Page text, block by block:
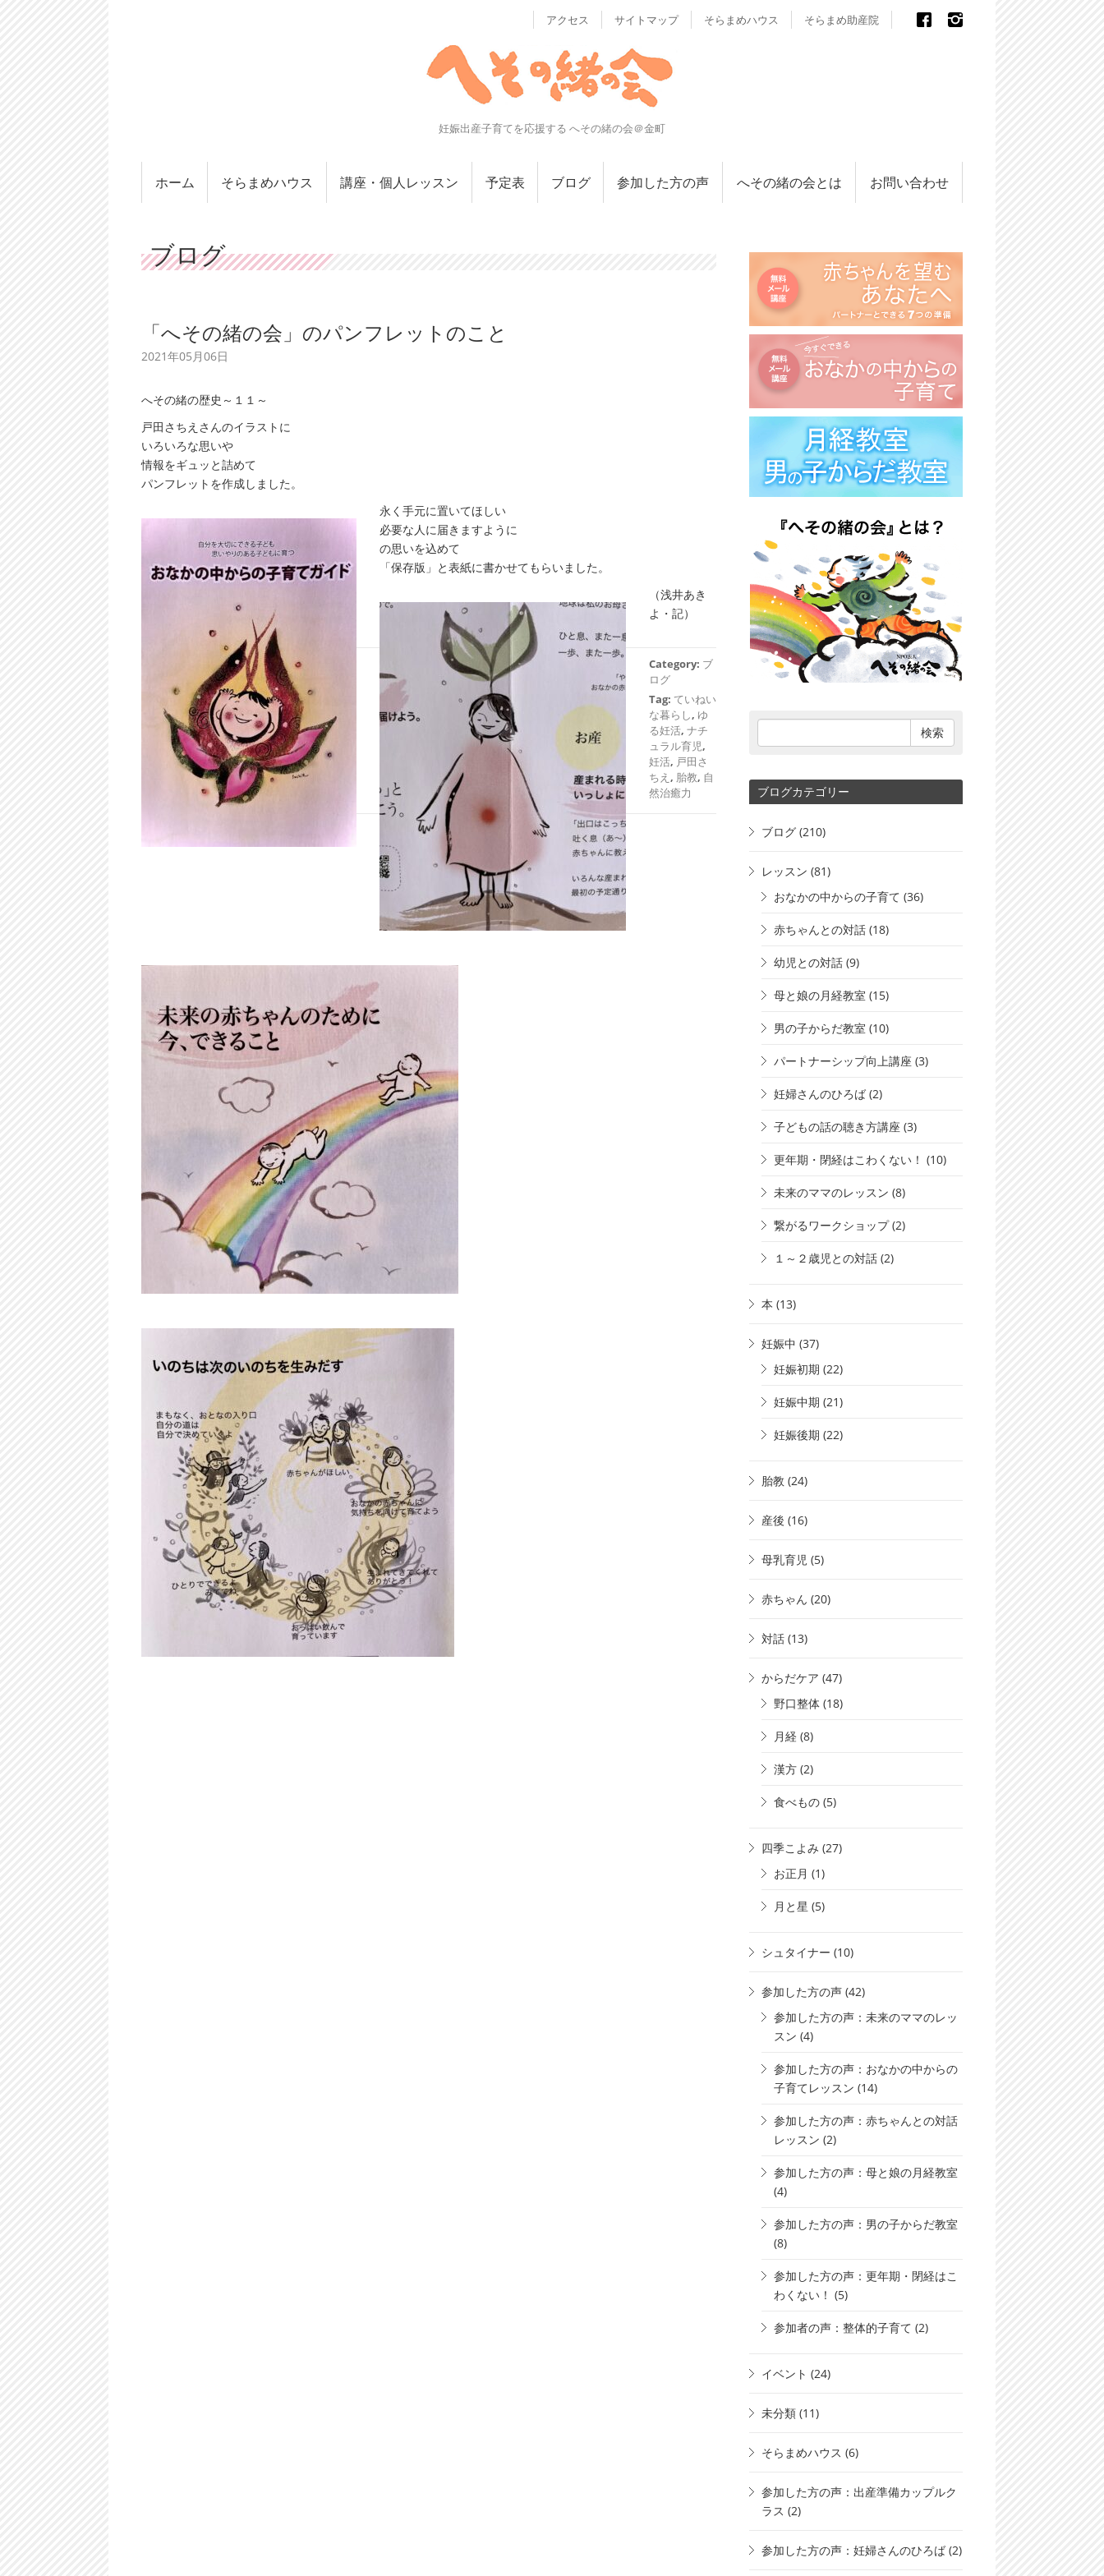
アクセス サイトマップ そらまめハウス そらまめ助産院
妊娠出産子育てを応援する へその緒の会＠金町
ホーム そらまめハウス 講座・個人レッスン 予定表 ブログ 参加した方の声 へその緒の会とは お問い合わせ
ブログ
「へその緒の会」のパンフレットのこと
2021年05月06日
へその緒の歴史～１１～
戸田さちえさんのイラストに
いろいろな思いや
情報をギュッと詰めて
パンフレットを作成しました。
永く手元に置いてほしい
必要な人に届きますように
の思いを込めて
「保存版」と表紙に書かせてもらいました。
（浅井あき
よ・記）
Category: ブ
ログ
Tag: ていねい
な暮らし, ゆ
る妊活, ナチ
ュラル育児,
妊活, 戸田さ
ちえ , 胎教, 自
然治癒力
ブログカテゴリー
ブログ (210)
レッスン (81)
おなかの中からの子育て (36)
赤ちゃんとの対話 (18)
幼児との対話 (9)
母と娘の月経教室 (15)
男の子からだ教室 (10)
パートナーシップ向上講座 (3)
妊婦さんのひろば (2)
子どもの話の聴き方講座 (3)
更年期・閉経はこわくない！ (10)
未来のママのレッスン (8)
繋がるワークショップ(2)
１～２歳児との対話 (2)
本 (13)
妊娠中 (37)
妊娠初期 (22)
妊娠中期 (21)
妊娠後期 (22)
胎教 (24)
産後 (16)
母乳育児 (5)
赤ちゃん (20)
対話 (13)
からだケア (47)
野口整体 (18)
月経 (8)
漢方 (2)
食べもの (5)
四季こよみ (27)
お正月 (1)
月と星 (5)
シュタイナー (10)
参加した方の声 (42)
参加した方の声：未来のママのレッ
スン (4)
参加した方の声：おなかの中からの
子育てレッスン (14)
参加した方の声：赤ちゃんとの対話
レッスン (2)
参加した方の声：母と娘の月経教室
(4)
参加した方の声：男の子からだ教室
(8)
参加した方の声：更年期・閉経はこ
わくない！ (5)
参加者の声：整体的子育て (2)
イベント (24)
未分類 (11)
そらまめハウス (6)
参加した方の声：出産準備カップルク
ラス (2)
参加した方の声：妊婦さんのひろば (2)